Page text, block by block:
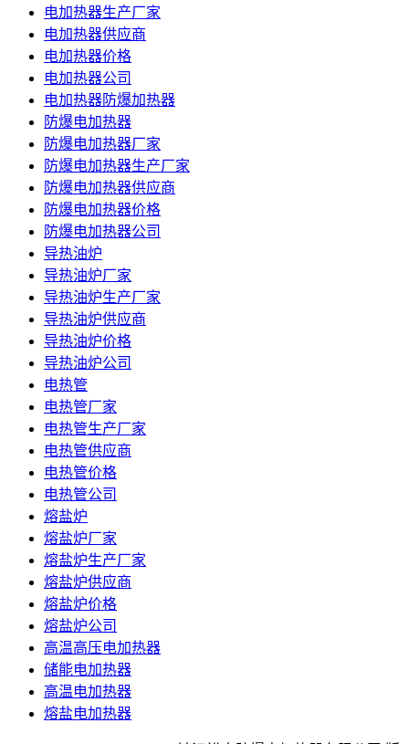
电加热器生产厂家
电加热器供应商
电加热器价格
电加热器公司
电加热器防爆加热器
防爆电加热器
防爆电加热器厂家
防爆电加热器生产厂家
防爆电加热器供应商
防爆电加热器价格
防爆电加热器公司
导热油炉
导热油炉厂家
导热油炉生产厂家
导热油炉供应商
导热油炉价格
导热油炉公司
电热管
电热管厂家
电热管生产厂家
电热管供应商
电热管价格
电热管公司
熔盐炉
熔盐炉厂家
熔盐炉生产厂家
熔盐炉供应商
熔盐炉价格
熔盐炉公司
高温高压电加热器
储能电加热器
高温电加热器
熔盐电加热器